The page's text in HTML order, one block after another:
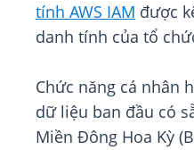
tính AWS IAM được
danh tính của tổ
Chức năng cá nhân
dữ liệu ban đầu có
Miền Đông Hoa Kỳ